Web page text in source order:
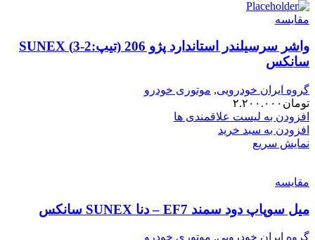
مقایسه
واشر سرسیلندر استاندارد پژو 206 (تیپ:2-3) SUNEX
سانکس
گروه ایران خودرویی, موتوری خودرو
تومان ۲.۲۰۰.۰۰۰
افزودن به لیست علاقمندی ها
افزودن به سبد خرید
نمایش سریع
مقایسه
میل سوپاپ دود سمند EF7 – دنا SUNEX سانکس
گروه ایران خودرویی, موتوری خودرو